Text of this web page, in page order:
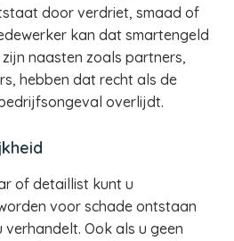
door verdriet, smaad of
kan dat smartengeld
naasten zoals partners,
hebben dat recht als de
overlijdt.
of detaillist kunt u
voor schade ontstaan
Ook als u geen